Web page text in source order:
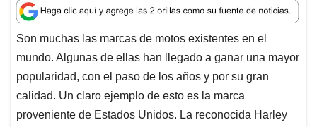
a
t
s
A
p
p
c
e
b
o
o
k
n
k
e
d
I
n
a
i
l
r
e
a
d
s
Son muchas las marcas de motos existentes en el
mundo. Algunas de ellas han llegado a ganar una mayor
popularidad, con el paso de los años y por su gran
calidad. Un claro ejemplo de esto es la marca
proveniente de Estados Unidos. La reconocida Harley